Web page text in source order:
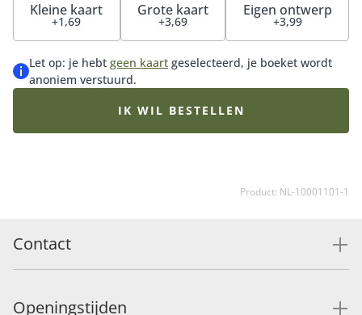
Kleine kaart
+1,69
Grote kaart
+3,69
Eigen ontwerp
+3,99
Let op: je hebt geen kaart geselecteerd, je boeket wordt
anoniem verstuurd.
IK WIL BESTELLEN
Product: NL-10001101-1
Contact
Openingstijden